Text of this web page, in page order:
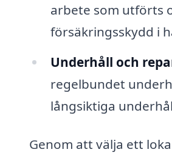
arbete som utförts
försäkringsskydd i
Underhåll och
regelbundet
långsiktiga
Genom att välja ett